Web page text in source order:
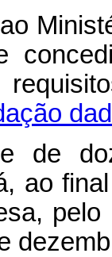
de
ao